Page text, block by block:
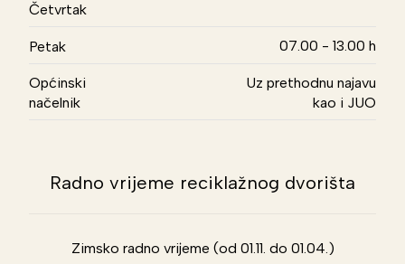
Četvrtak
Petak 07.00 - 13.00 h
Općinski
načelnik
Uz prethodnu najavu
kao i JUO
Radno vrijeme reciklažnog dvorišta
Zimsko radno vrijeme (od 01.11. do 01.04.)